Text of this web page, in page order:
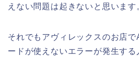
えない問題は起きないと思います
それでもアヴィレックスのお店
ードが使えないエラーが発生す